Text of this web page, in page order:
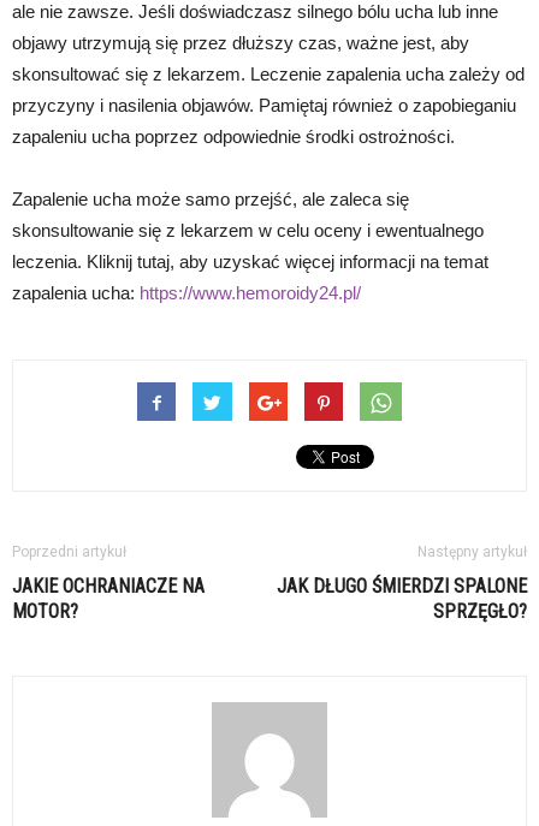
ale nie zawsze. Jeśli doświadczasz silnego bólu ucha lub inne
objawy utrzymują się przez dłuższy czas, ważne jest, aby
skonsultować się z lekarzem. Leczenie zapalenia ucha zależy od
przyczyny i nasilenia objawów. Pamiętaj również o zapobieganiu
zapaleniu ucha poprzez odpowiednie środki ostrożności.
Zapalenie ucha może samo przejść, ale zaleca się
skonsultowanie się z lekarzem w celu oceny i ewentualnego
leczenia. Kliknij tutaj, aby uzyskać więcej informacji na temat
zapalenia ucha: https://www.hemoroidy24.pl/
Poprzedni artykuł
JAKIE OCHRANIACZE NA
MOTOR?
Następny artykuł
JAK DŁUGO ŚMIERDZI SPALONE
SPRZĘGŁO?